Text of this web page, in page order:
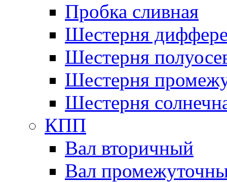
Пробка сливная
Шестерня
Шестерня
Шестерня
Шестерня
КПП
Вал вторичный
Вал